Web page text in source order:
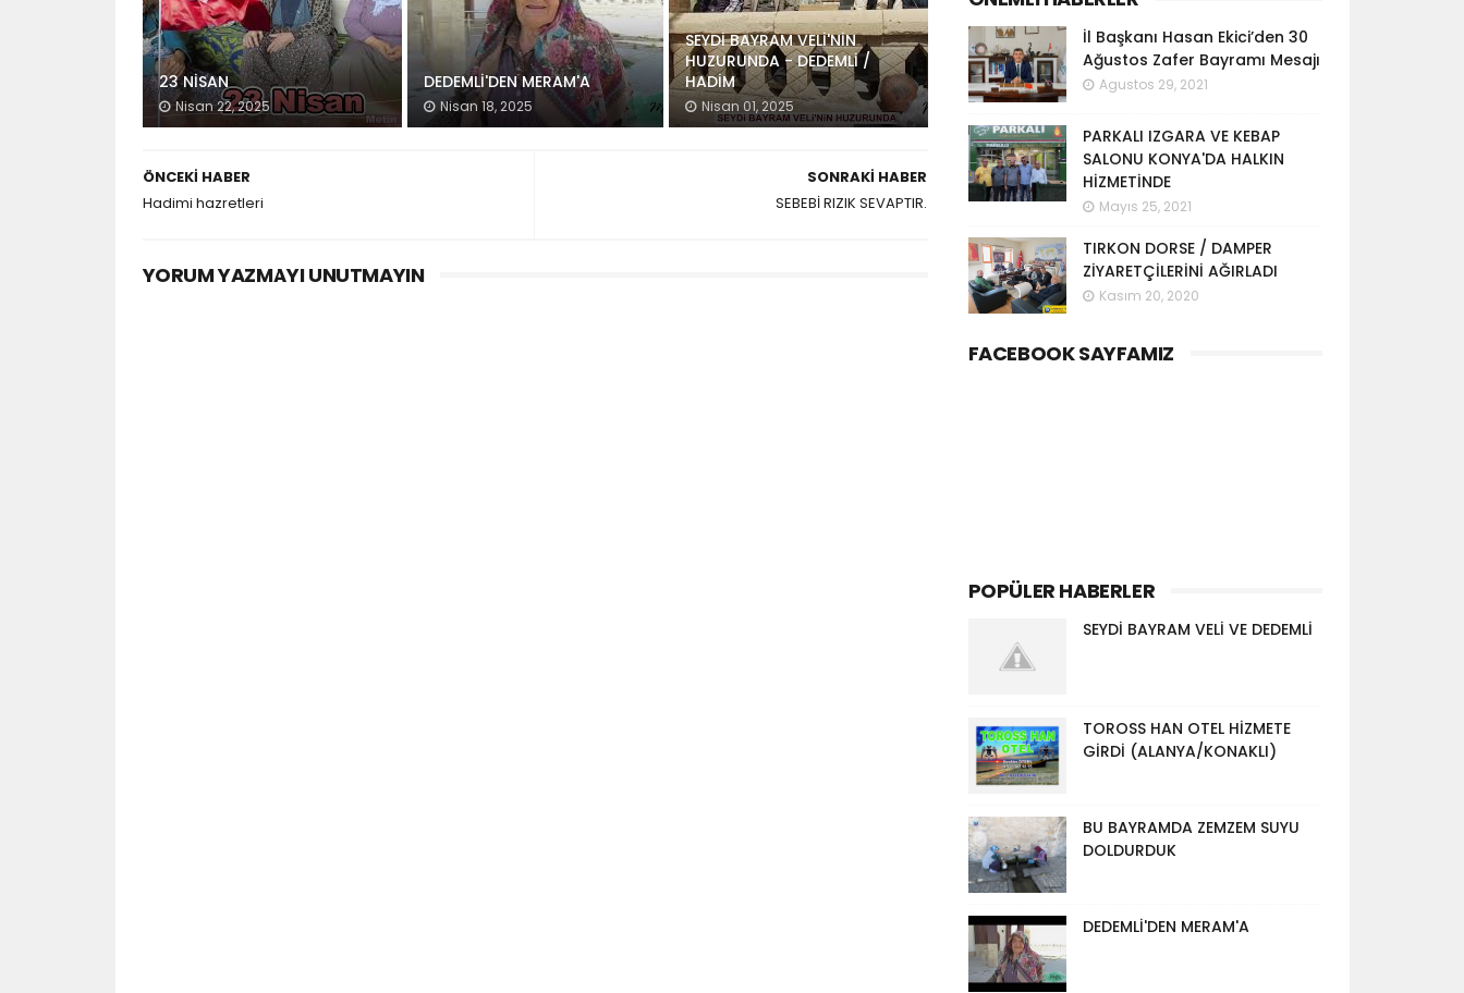
23 NİSAN
Nisan 22, 2025
DEDEMLİ'DEN MERAM'A
Nisan 18, 2025
SEYDİ BAYRAM VELİ'NİN
HUZURUNDA - DEDEMLİ /
HADİM
Nisan 01, 2025
SONRAKI HABER
SEBEBİ RIZIK SEVAPTIR.
ÖNCEKI HABER
Hadimi hazretleri
YORUM YAZMAYI UNUTMAYIN
İl Başkanı Hasan Ekici’den 30
Ağustos Zafer Bayramı Mesajı
Agustos 29, 2021
PARKALI IZGARA VE KEBAP
SALONU KONYA'DA HALKIN
HİZMETİNDE
Mayıs 25, 2021
TIRKON DORSE / DAMPER
ZİYARETÇİLERİNİ AĞIRLADI
Kasım 20, 2020
FACEBOOK SAYFAMIZ
POPÜLER HABERLER
SEYDİ BAYRAM VELİ VE DEDEMLİ
TOROSS HAN OTEL HİZMETE
GİRDİ (ALANYA/KONAKLI)
BU BAYRAMDA ZEMZEM SUYU
DOLDURDUK
DEDEMLİ'DEN MERAM'A